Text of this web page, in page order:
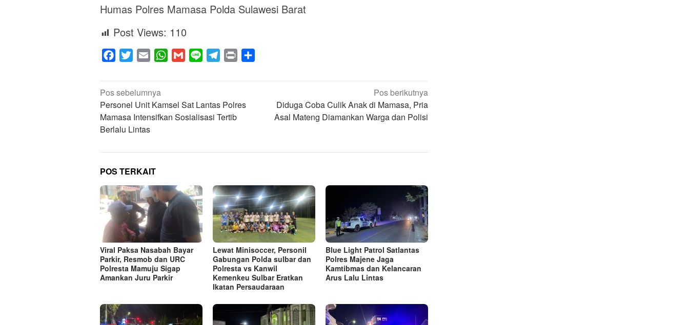
Humas Polres Mamasa Polda Sulawesi Barat
Post Views: 110
Facebook
Twitter Email WhatsApp
Gmail Line Telegram
Print
Navigasi
pos
Pos sebelumnya
Personel Unit Kamsel Sat Lantas Polres
Mamasa Intensifkan Sosialisasi Tertib
Berlalu Lintas
Pos berikutnya
Diduga Coba Culik Anak di Mamasa, Pria
Asal Mateng Diamankan Warga dan Polisi
POS TERKAIT
Viral Paksa Nasabah Bayar
Parkir, Resmob dan URC
Polresta Mamuju Sigap
Amankan Juru Parkir
Lewat Minisoccer, Personil
Gabungan Polda sulbar dan
Polresta vs Kanwil
Kemenkeu Sulbar Eratkan
Ikatan Persaudaraan
Blue Light Patrol Satlantas
Polres Majene Jaga
Kamtibmas dan Kelancaran
Arus Lalu Lintas